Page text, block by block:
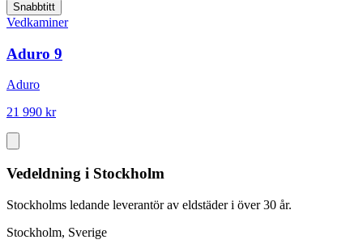
Snabbtitt
Vedkaminer
Aduro 9
Aduro
21 990 kr
Vedeldning i Stockholm
Stockholms ledande leverantör av eldstäder i över 30 år.
Stockholm, Sverige